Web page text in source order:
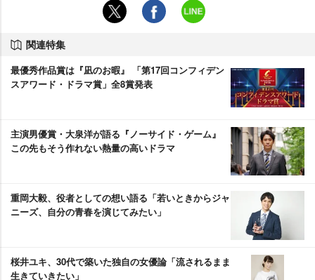
関連特集
最優秀作品賞は『凪のお暇』 「第17回コンフィデン
スアワード・ドラマ賞」全8賞発表
主演男優賞・大泉洋が語る『ノーサイド・ゲーム』
この先もそう作れない熱量の高いドラマ
重岡大毅、役者としての想い語る「若いときからジャ
ニーズ、自分の青春を演じてみたい」
桜井ユキ、30代で築いた独自の女優論「流されるまま
生きていきたい」